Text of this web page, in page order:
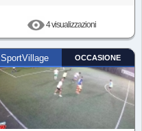
4 visualizzazioni
SportVillage OCCASIONE